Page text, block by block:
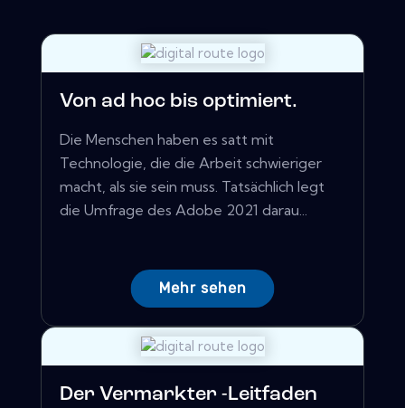
Von ad hoc bis optimiert.
Die Menschen haben es satt mit
Technologie, die die Arbeit schwieriger
macht, als sie sein muss. Tatsächlich legt
die Umfrage des Adobe 2021 darau...
Mehr sehen
Der Vermarkter -Leitfaden